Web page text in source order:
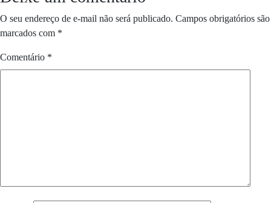
O seu endereço de e-mail não será publicado. Campos obrigatórios são
marcados com *
Comentário *